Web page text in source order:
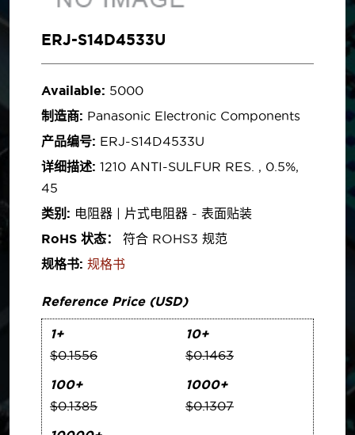
ERJ-S14D4533U
Available: 5000
制造商: Panasonic Electronic Components
产品编号: ERJ-S14D4533U
详细描述: 1210 ANTI-SULFUR RES. , 0.5%,
45
类别: 电阻器 | 片式电阻器 - 表面贴装
RoHS 状态：
符合 ROHS3 规范
规格书: 规格书
Reference Price (USD)
1+
$0.1556
10+
$0.1463
100+
$0.1385
1000+
$0.1307